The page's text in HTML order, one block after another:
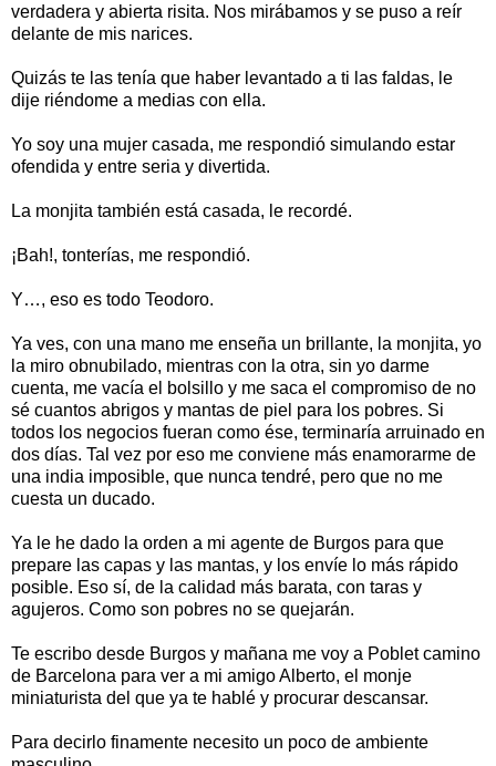
verdadera y abierta risita. Nos mirábamos y se puso a reír
delante de mis narices.
Quizás te las tenía que haber levantado a ti las faldas, le
dije riéndome a medias con ella.
Yo soy una mujer casada, me respondió simulando estar
ofendida y entre seria y divertida.
La monjita también está casada, le recordé.
¡Bah!, tonterías, me respondió.
Y…, eso es todo Teodoro.
Ya ves, con una mano me enseña un brillante, la monjita, yo
la miro obnubilado, mientras con la otra, sin yo darme
cuenta, me vacía el bolsillo y me saca el compromiso de no
sé cuantos abrigos y mantas de piel para los pobres. Si
todos los negocios fueran como ése, terminaría arruinado en
dos días. Tal vez por eso me conviene más enamorarme de
una india imposible, que nunca tendré, pero que no me
cuesta un ducado.
Ya le he dado la orden a mi agente de Burgos para que
prepare las capas y las mantas, y los envíe lo más rápido
posible. Eso sí, de la calidad más barata, con taras y
agujeros. Como son pobres no se quejarán.
Te escribo desde Burgos y mañana me voy a Poblet camino
de Barcelona para ver a mi amigo Alberto, el monje
miniaturista del que ya te hablé y procurar descansar.
Para decirlo finamente necesito un poco de ambiente